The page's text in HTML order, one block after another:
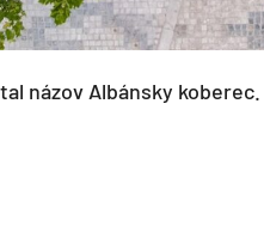
názov Albánsky koberec.